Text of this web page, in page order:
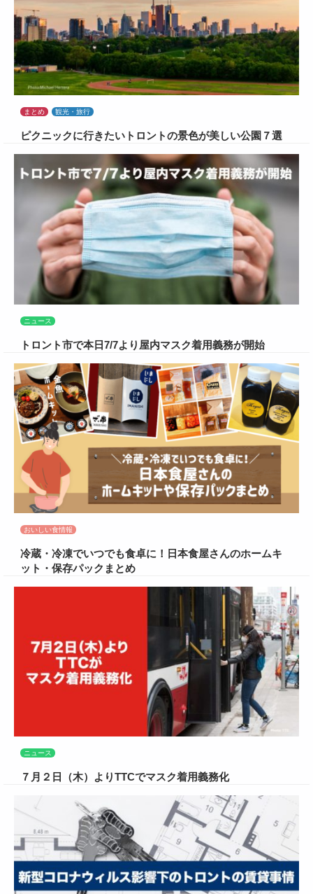
まとめ 観光・旅行
ピクニックに行きたいトロントの景色が美しい公園７選
ニュース
トロント市で本日7/7より屋内マスク着用義務が開始
おいしい食情報
冷蔵・冷凍でいつでも食卓に！日本食屋さんのホームキ
ット・保存パックまとめ
ニュース
７月２日（木）よりTTCでマスク着用義務化